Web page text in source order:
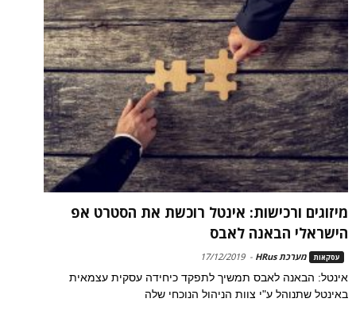
מיזוגים ורכישות: אינטל רוכשת את הסטרט אפ
הישראלי הבאנה לאבס
עסקאות מערכת HRus -
17/12/2019
אינטל: הבאנה לאבס תמשיך לתפקד כיחידה עסקית עצמאית
באינטל שתנוהל ע"י צוות הניהול הנוכחי שלה